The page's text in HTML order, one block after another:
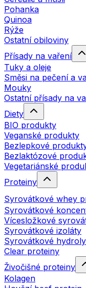
Pohanka
Quinoa
Rýže
Ostatní obiloviny
Přísady na vaření
Tuky a oleje
Směsi na pečení a
Mouky
Ostatní přísady na
Diety
BIO produkty
Veganské produkty
Bezlepkové
Bezlaktózové
Vegetariánské
Proteiny
Syrovátkové whey
Syrovátkové
Vícesložkové
Syrovátkové izoláty
Syrovátkové
Clear proteiny
Živočišné proteiny
Kolagen